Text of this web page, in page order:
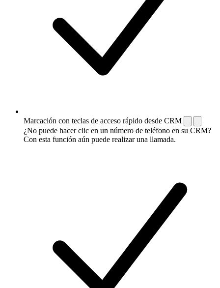
Marcación con teclas de acceso rápido desde CRM
¿No puede hacer clic en un número de teléfono en su CRM?
Con esta función aún puede realizar una llamada.